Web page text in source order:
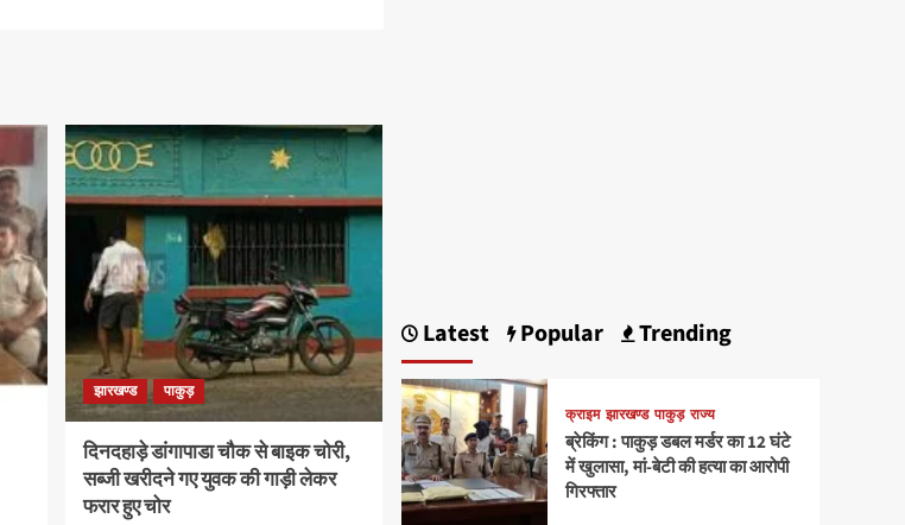
झारखण्ड पाकुड़
दिनदहाड़े डांगापाडा चौक से बाइक चोरी,
सब्जी खरीदने गए युवक की गाड़ी लेकर
फरार हुए चोर
Latest Popular Trending
क्राइम झारखण्ड पाकुड़ राज्य
ब्रेकिंग : पाकुड़ डबल मर्डर का 12 घंटे
में खुलासा, मां-बेटी की हत्या का आरोपी
गिरफ्तार